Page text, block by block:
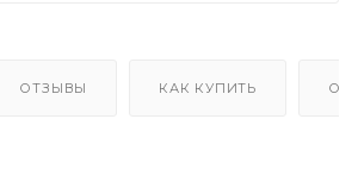
ОТЗЫВЫ КАК КУПИТЬ